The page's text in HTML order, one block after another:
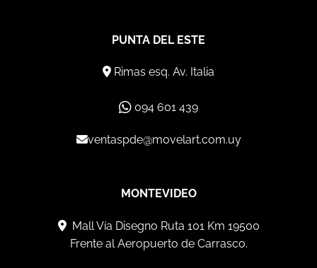
PUNTA DEL ESTE
Rimas esq. Av. Italia
094 601 439
ventaspde@movelart.com.uy
MONTEVIDEO
Mall Vía Disegno Ruta 101 Km 19500
Frente al Aeropuerto de Carrasco.